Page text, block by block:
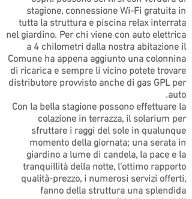
stagione, connessione Wi-Fi gratuita in
tutta la struttura e piscina relax interrata
nel giardino. Per chi viene con auto elettrica
a 4 chilometri dalla nostra abitazione il
Comune ha appena aggiunto una colonnina
di ricarica e sempre li vicino potete trovare
distributore provvisto anche di gas GPL per
auto.
Con la bella stagione possono effettuare la
colazione in terrazza, il solarium per
sfruttare i raggi del sole in qualunque
momento della giornata; una serata in
giardino a lume di candela, la pace e la
tranquillità della notte, l'ottimo rapporto
qualità-prezzo, i numerosi servizi offerti,
fanno della struttura una splendida